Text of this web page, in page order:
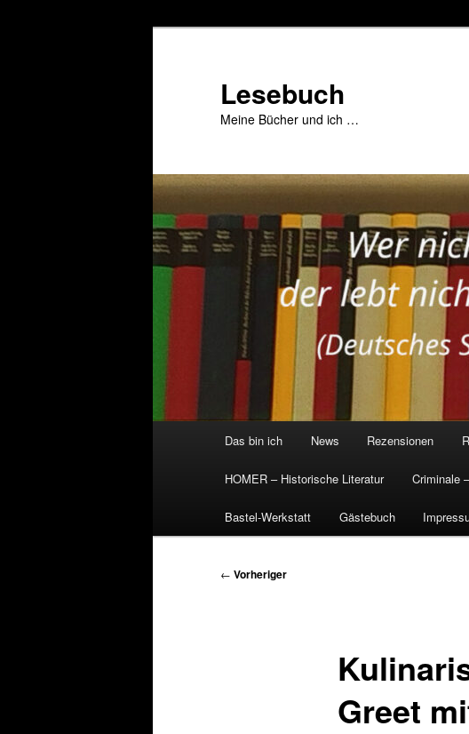
Lesebuch
Meine Bücher und ich …
Das bin ich News Rezensionen
HOMER – Historische Literatur Criminale
Bastel-Werkstatt Gästebuch
Beitragsnavigation
← Vorheriger
Greet